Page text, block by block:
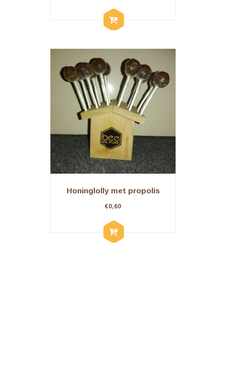
Honinglolly met propolis
€0,60